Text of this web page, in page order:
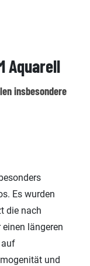
Aquarell
insbesondere
Es wurden
die nach
längeren
auf
und